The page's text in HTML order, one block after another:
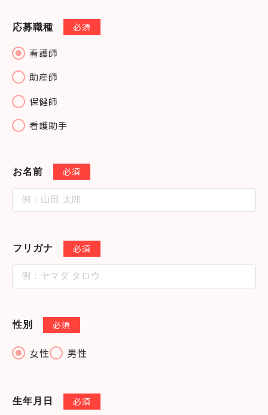
応募職種 必須
看護師
助産師
保健師
看護助手
お名前 必須
フリガナ 必須
性別 必須
女性 男性
生年月日 必須